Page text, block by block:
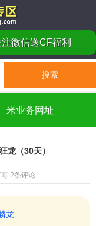
注微信送CF福利
米业务网址
龙（30天）
2条评论
龙